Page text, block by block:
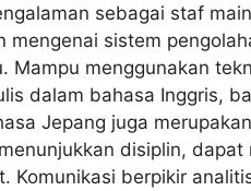
sebagai staf
mengenai sistem
Mampu menggunakan
dalam bahasa Inggris,
Jepang juga
disiplin,
Komunikasi berpikir